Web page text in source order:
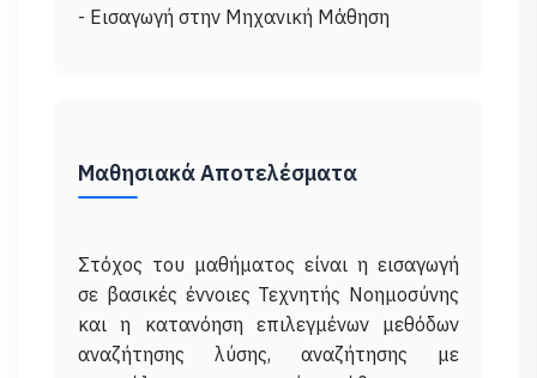
Μαθησιακά Αποτελέσματα
Στόχος του μαθήματος είναι η εισαγωγή
σε βασικές έννοιες Τεχνητής Νοημοσύνης
και η κατανόηση επιλεγμένων μεθόδων
αναζήτησης λύσης, αναζήτησης με